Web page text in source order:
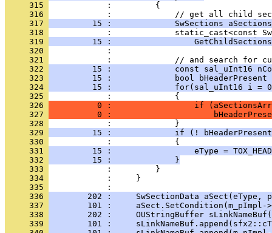
     315
     316
     317
15 :             SwSections
     318
     319
15 :
     320
     321
     322
15 :             const sal_uInt16
     323
15 :             bool bHeaderPresent
     324
15 :             for(sal_uInt16 i =
     325
     326
0 :                 if
     327
0 :
     328
     329
15 :             if (!
     330
     331
15 :                 eType =
     332
         15 :             }
     333
     334
     335
     336
202 :     SwSectionData aSect(eType,
     337
101 :     aSect.SetCondition(m_pImpl-
     338
202 :     OUStringBuffer
     339
101 :